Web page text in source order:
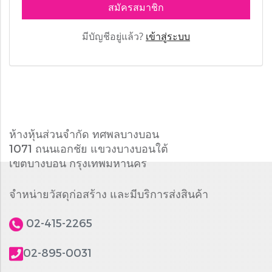
สมัครสมาชิก
มีบัญชีอยู่แล้ว? เข้าสู่ระบบ
ห้างหุ้นส่วนจำกัด ทศพลบางบอน
1071 ถนนเอกชัย แขวงบางบอนใต้
เขตบางบอน กรุงเทพมหานคร
จำหน่ายวัสดุก่อสร้าง และมีบริการส่งสินค้า
02-415-2265
02-895-0031